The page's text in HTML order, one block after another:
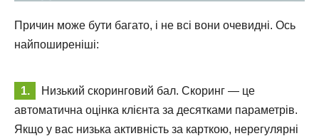
Причин може бути багато, і не всі вони очевидні. Ось
найпоширеніші:
Низький скоринговий бал. Скоринг — це
автоматична оцінка клієнта за десятками параметрів.
Якщо у вас низька активність за карткою, нерегулярні